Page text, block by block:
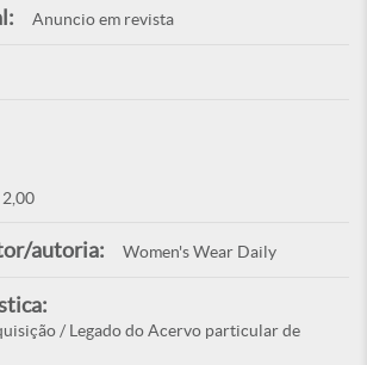
Anuncio em revista
autoria: Women's Wear Daily
/ Legado do Acervo particular de